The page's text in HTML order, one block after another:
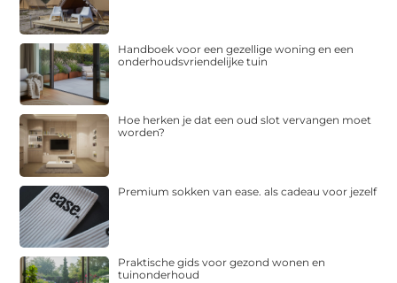
Handboek voor een gezellige woning en een
onderhoudsvriendelijke tuin
Hoe herken je dat een oud slot vervangen moet
worden?
Premium sokken van ease. als cadeau voor jezelf
Praktische gids voor gezond wonen en
tuinonderhoud